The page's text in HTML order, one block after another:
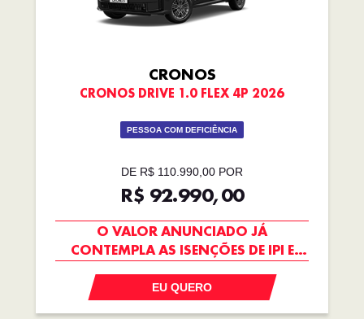
CRONOS
CRONOS DRIVE 1.0 FLEX 4P 2026
PESSOA COM DEFICIÊNCIA
DE R$ 110.990,00 POR
R$ 92.990,00
O VALOR ANUNCIADO JÁ
CONTEMPLA AS ISENÇÕES DE IPI E
EU QUERO